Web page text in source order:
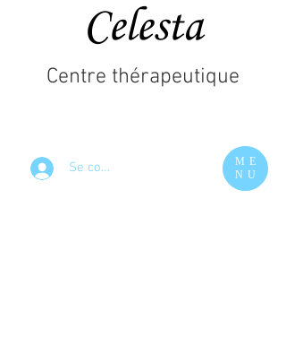
Celesta
Se connecter
ME
NU
Centre thérapeutique